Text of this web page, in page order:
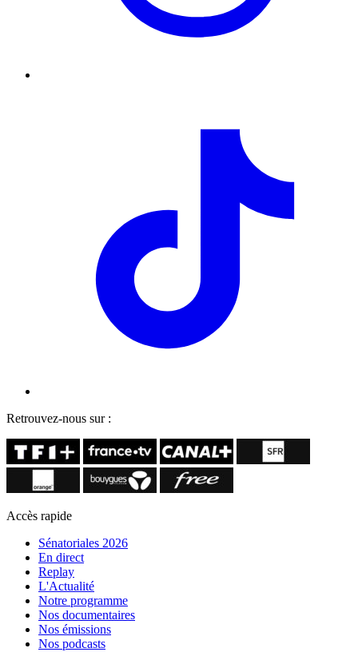
Retrouvez-nous sur :
Accès rapide
Sénatoriales 2026
En direct
Replay
L'Actualité
Notre programme
Nos documentaires
Nos émissions
Nos podcasts